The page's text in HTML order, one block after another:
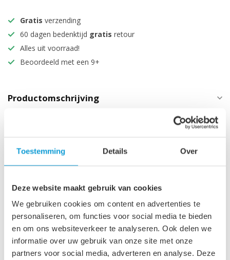
Toestemming Details Over
Deze website maakt gebruik van cookies
We gebruiken cookies om content en advertenties te
personaliseren, om functies voor social media te bieden
en om ons websiteverkeer te analyseren. Ook delen we
informatie over uw gebruik van onze site met onze
partners voor social media, adverteren en analyse. Deze
Gratis verzending
60 dagen bedenktijd gratis retour
Alles uit voorraad!
Beoordeeld met een 9+
Productomschrijving
Technische informatie
Afvoerplug groot - mat
zwart - met overloop €29,95